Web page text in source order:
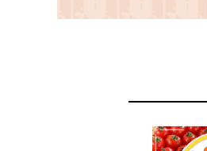
食塩不使用 栄養補
ス ドリンク 飲料